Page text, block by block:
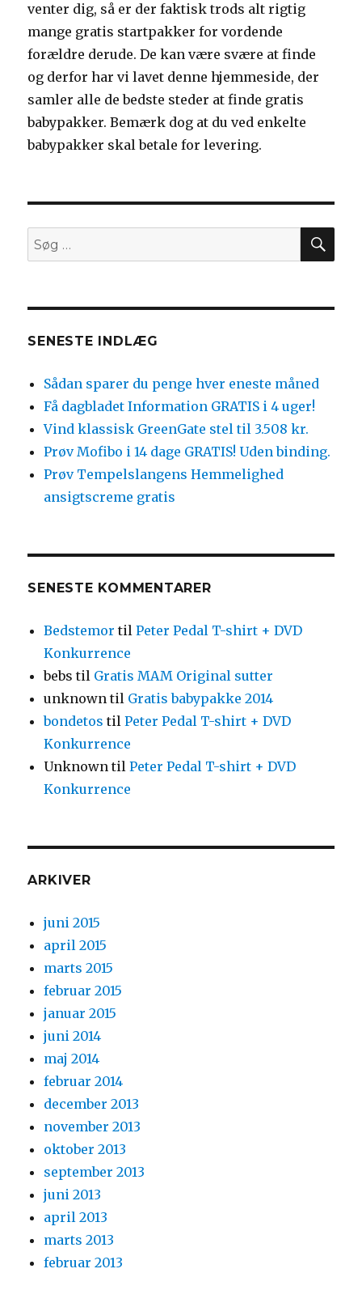
venter dig, så er der faktisk trods alt rigtig
mange gratis startpakker for vordende
forældre derude. De kan være svære at finde
og derfor har vi lavet denne hjemmeside, der
samler alle de bedste steder at finde gratis
babypakker. Bemærk dog at du ved enkelte
babypakker skal betale for levering.
Søg
efter:
SENESTE INDLÆG
Sådan sparer du penge hver eneste måned
Få dagbladet Information GRATIS i 4 uger!
Vind klassisk GreenGate stel til 3.508 kr.
Prøv Mofibo i 14 dage GRATIS! Uden binding.
Prøv Tempelslangens Hemmelighed
ansigtscreme gratis
SENESTE KOMMENTARER
Bedstemor tilPeter Pedal T-shirt + DVD
Konkurrence
bebs til Gratis MAM Original sutter
unknown til Gratis babypakke 2014
bondetos tilPeter Pedal T-shirt + DVD
Konkurrence
Unknown tilPeter Pedal T-shirt + DVD
Konkurrence
ARKIVER
juni 2015
april 2015
marts 2015
februar 2015
januar 2015
juni 2014
maj 2014
februar 2014
december 2013
november 2013
oktober 2013
september 2013
juni 2013
april 2013
marts 2013
februar 2013